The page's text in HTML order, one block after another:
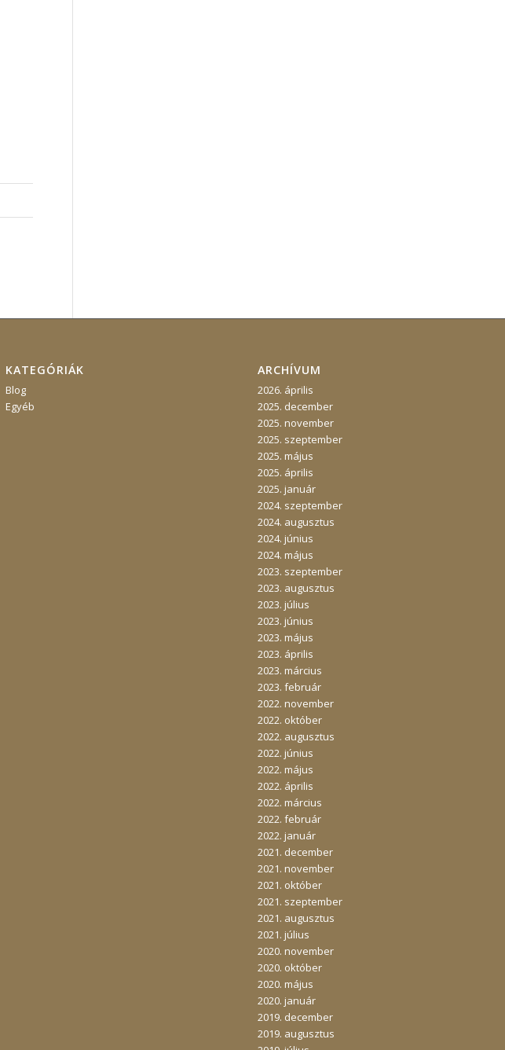
KATEGÓRIÁK
Blog
Egyéb
ARCHÍVUM
2026. április
2025. december
2025. november
2025. szeptember
2025. május
2025. április
2025. január
2024. szeptember
2024. augusztus
2024. június
2024. május
2023. szeptember
2023. augusztus
2023. július
2023. június
2023. május
2023. április
2023. március
2023. február
2022. november
2022. október
2022. augusztus
2022. június
2022. május
2022. április
2022. március
2022. február
2022. január
2021. december
2021. november
2021. október
2021. szeptember
2021. augusztus
2021. július
2020. november
2020. október
2020. május
2020. január
2019. december
2019. augusztus